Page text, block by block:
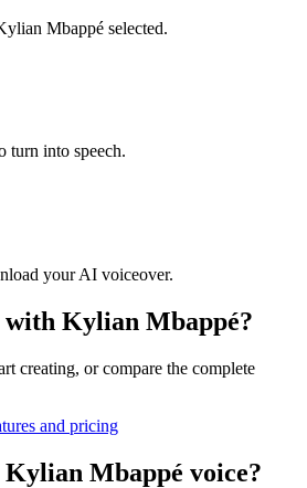
Mbappé selected.
turn into speech.
your AI voiceover.
with Kylian Mbappé?
creating, or compare the complete
and pricing
Kylian Mbappé voice?